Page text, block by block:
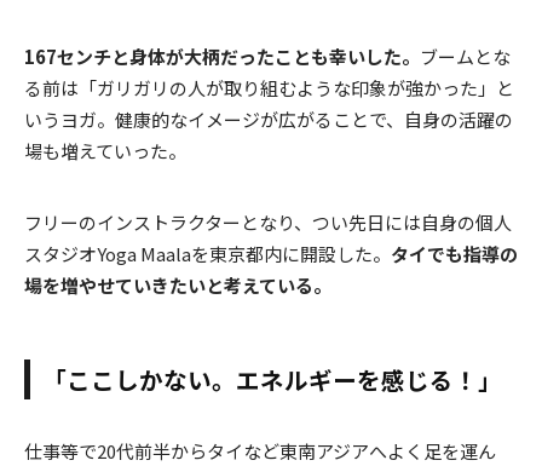
167センチと身体が大柄だったことも幸いした。 ブームとな
る前は「ガリガリの人が取り組むような印象が強かった」と
いうヨガ。健康的なイメージが広がることで、自身の活躍の
場も増えていった。
フリーのインストラクターとなり、つい先日には自身の個人
スタジオYoga Maalaを東京都内に開設した。 タイでも指導の
場を増やせていきたいと考えている。
「ここしかない。エネルギーを感じる！」
仕事等で20代前半からタイなど東南アジアへよく足を運ん